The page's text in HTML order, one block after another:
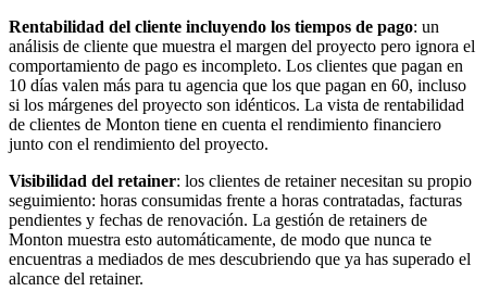
Rentabilidad del cliente incluyendo los tiempos de pago: un
análisis de cliente que muestra el margen del proyecto pero ignora el
comportamiento de pago es incompleto. Los clientes que pagan en
10 días valen más para tu agencia que los que pagan en 60, incluso
si los márgenes del proyecto son idénticos. La vista de rentabilidad
de clientes de Monton tiene en cuenta el rendimiento financiero
junto con el rendimiento del proyecto.
Visibilidad del retainer: los clientes de retainer necesitan su propio
seguimiento: horas consumidas frente a horas contratadas, facturas
pendientes y fechas de renovación. La gestión de retainers de
Monton muestra esto automáticamente, de modo que nunca te
encuentras a mediados de mes descubriendo que ya has superado el
alcance del retainer.